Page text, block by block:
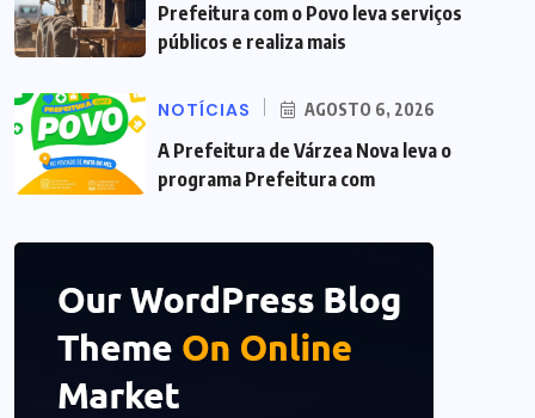
Prefeitura com o Povo leva serviços
públicos e realiza mais
NOTÍCIAS AGOSTO 6, 2026
A Prefeitura de Várzea Nova leva o
programa Prefeitura com